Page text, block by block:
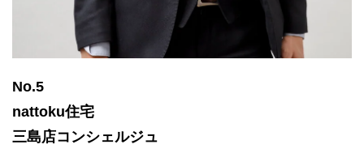
No.5
nattoku住宅
三島店コンシェルジュ